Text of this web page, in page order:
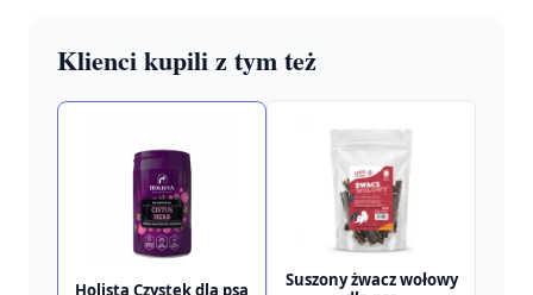
Klienci kupili z tym też
Holista Czystek dla psa
Suszony żwacz wołowy